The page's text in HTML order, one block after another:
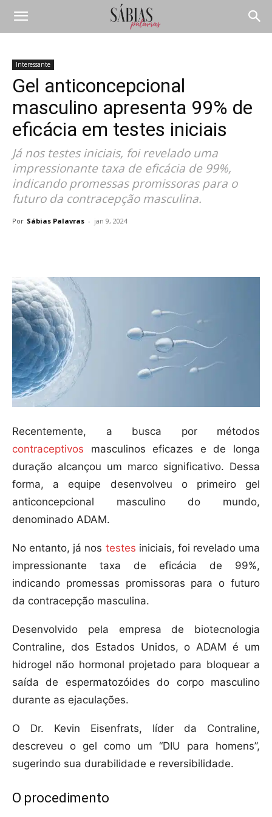
Interessante
Gel anticoncepcional
masculino apresenta 99% de
eficácia em testes iniciais
Já nos testes iniciais, foi revelado uma
impressionante taxa de eficácia de 99%,
indicando promessas promissoras para o
futuro da contracepção masculina.
Por Sábias Palavras - jan 9, 2024
Recentemente, a busca por métodos
contraceptivos masculinos eficazes e de longa
duração alcançou um marco significativo. Dessa
forma, a equipe desenvolveu o primeiro gel
anticoncepcional masculino do mundo,
denominado ADAM.
No entanto, já nos testes iniciais, foi revelado uma
impressionante taxa de eficácia de 99%,
indicando promessas promissoras para o futuro
da contracepção masculina.
Desenvolvido pela empresa de biotecnologia
Contraline, dos Estados Unidos, o ADAM é um
hidrogel não hormonal projetado para bloquear a
saída de espermatozóides do corpo masculino
durante as ejaculações.
O Dr. Kevin Eisenfrats, líder da Contraline,
descreveu o gel como um “DIU para homens”,
sugerindo sua durabilidade e reversibilidade.
O procedimento